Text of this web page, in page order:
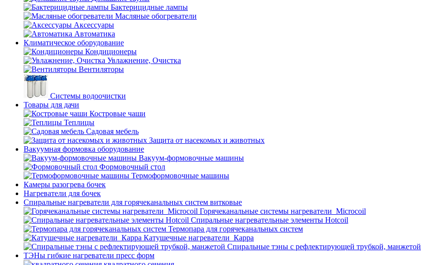
Бактерицидные лампы
Масляные обогреватели
Аксессуары
Автоматика
Климатическое оборудование
Кондиционеры
Увлажнение, Очистка
Вентиляторы
Системы водоочистки
Товары для дачи
Костровые чаши
Теплицы
Садовая мебель
Защита от насекомых и животных
Вакуумная формовка оборудование
Вакуум-формовочные машины
Формовочный стол
Термоформовочные машины
Камеры разогрева бочек
Нагреватели для бочек
Спиральные нагреватели для горячеканальных систем витковые
Горячеканальные системы нагреватели_Microcoil
Спиральные нагревательные элементы Hotcoil
Термопара для горячеканальных систем
Катушечные нагреватели_Карра
Спиральные тэны с рефлектирующей трубкой, манжетой
ТЭНы гибкие нагреватели пресс форм